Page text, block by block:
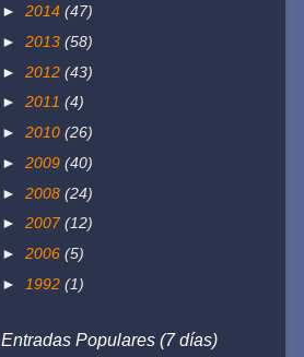
► 2014 (47)
► 2013 (58)
► 2012 (43)
► 2011 (4)
► 2010 (26)
► 2009 (40)
► 2008 (24)
► 2007(12)
► 2006 (5)
►
1992 (1)
Entradas Populares (7 días)